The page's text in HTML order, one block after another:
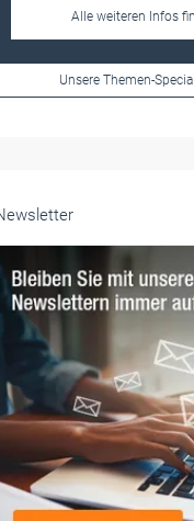
Frauen im Handwerk
Newsletter